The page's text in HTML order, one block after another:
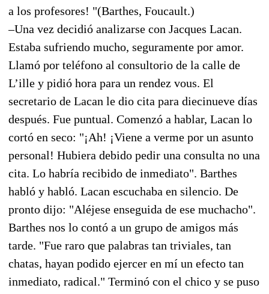
a los profesores! "(Barthes, Foucault.)
–Una vez decidió analizarse con Jacques Lacan.
Estaba sufriendo mucho, seguramente por amor.
Llamó por teléfono al consultorio de la calle de
L’ille y pidió hora para un rendez vous. El
secretario de Lacan le dio cita para diecinueve días
después. Fue puntual. Comenzó a hablar, Lacan lo
cortó en seco: "¡Ah! ¡Viene a verme por un asunto
personal! Hubiera debido pedir una consulta no una
cita. Lo habría recibido de inmediato". Barthes
habló y habló. Lacan escuchaba en silencio. De
pronto dijo: "Aléjese enseguida de ese muchacho".
Barthes nos lo contó a un grupo de amigos más
tarde. "Fue raro que palabras tan triviales, tan
chatas, hayan podido ejercer en mí un efecto tan
inmediato, radical." Terminó con el chico y se puso